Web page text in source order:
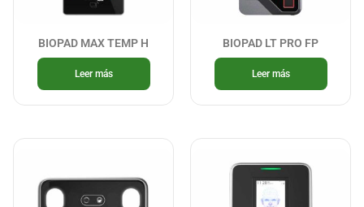
BIOPAD MAX TEMP H
Leer más
BIOPAD LT PRO FP
Leer más